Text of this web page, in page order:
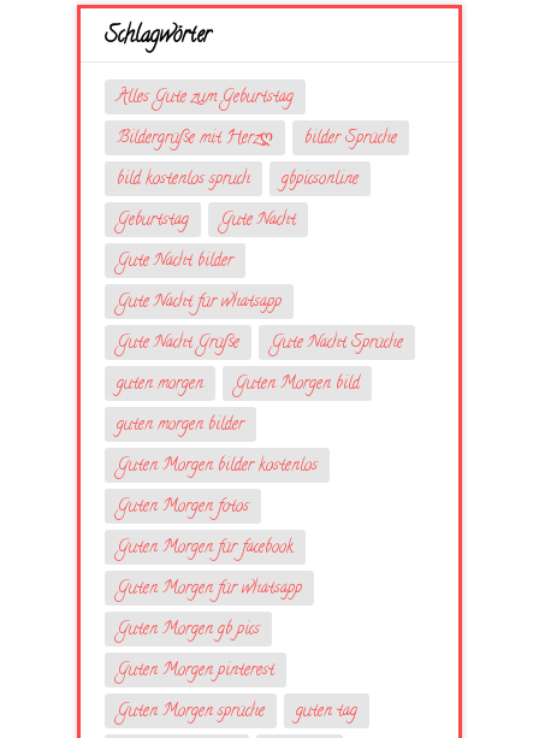
Schlagwörter
Alles Gute zum Geburtstag
Bildergrüße mit Herzღ
bilder Sprüche
bild kostenlos spruch
gbpicsonline
Geburtstag
Gute Nacht
Gute Nacht bilder
Gute Nacht für whatsapp
Gute Nacht Grüße
Gute Nacht Sprüche
guten morgen
Guten Morgen bild
guten morgen bilder
Guten Morgen bilder kostenlos
Guten Morgen fotos
Guten Morgen für facebook
Guten Morgen für whatsapp
Guten Morgen gb pics
Guten Morgen pinterest
Guten Morgen sprüche
guten tag